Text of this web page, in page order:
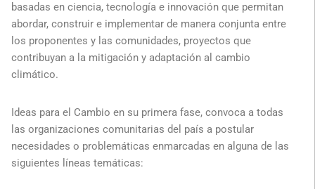
basadas en ciencia, tecnología e innovación que permitan
abordar, construir e implementar de manera conjunta entre
los proponentes y las comunidades, proyectos que
contribuyan a la mitigación y adaptación al cambio
climático.
Ideas para el Cambio en su primera fase, convoca a todas
las organizaciones comunitarias del país a postular
necesidades o problemáticas enmarcadas en alguna de las
siguientes líneas temáticas: